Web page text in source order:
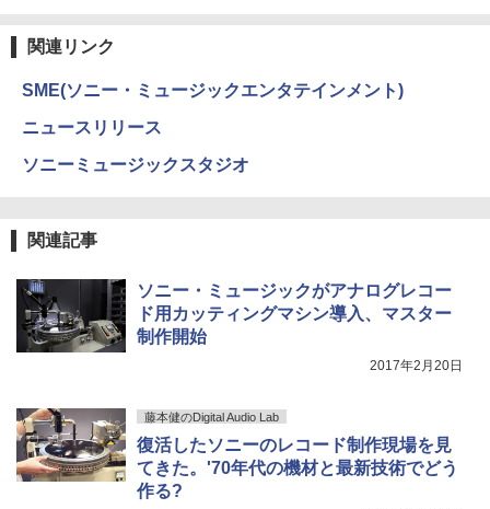
関連リンク
SME(ソニー・ミュージックエンタテインメント)
ニュースリリース
ソニーミュージックスタジオ
関連記事
ソニー・ミュージックがアナログレコー
ド用カッティングマシン導入、マスター
制作開始
2017年2月20日
藤本健のDigital Audio Lab
復活したソニーのレコード制作現場を見
てきた。'70年代の機材と最新技術でどう
作る?